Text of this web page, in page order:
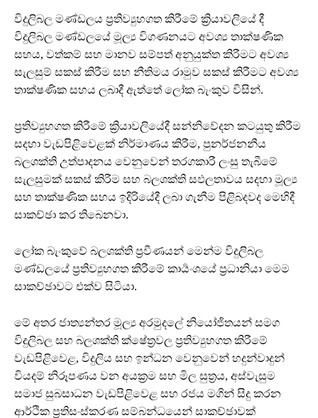
විදුලිබල මණ්ඩලය ප්‍රතිව්‍යුහගත කිරීමේ ක්‍රියාවලියේ දී
විදුලිබල මණ්ඩලයේ මූල්‍ය විගණනයට අවශ්‍ය තාක්ෂණික
සහය, වත්කම් සහ මානව සම්පත් අනුයුක්ත කිරීමට අවශ්‍ය
සැලසුම් සකස් කිරීම සහ නීතිමය රාමුව සකස් කිරීමට අවශ්‍ය
තාක්ෂණික සහය ලබාදී ඇත්තේ ලෝක බැංකුව විසින්.
ප්‍රතිව්‍යුහගත කිරීමේ ක්‍රියාවලියේදී සන්නිවේදන කටයුතු කිරීම
සදහා වැඩපිළිවෙළක් නිර්මාණය කිරීම, පුනර්ජනනීය
බලශක්ති උත්පාදනය වෙනුවෙන් තරගකාරී ලංසු තැබීමේ
සැලසුමක් සකස් කිරීම සහ බලශක්ති සඵලතාවය සදහා මූල්‍ය
සහ තාක්ෂණික සහය ඉදිරියේදී ලබා ගැනීම පිළිබදවද මෙහිදී
සාකච්ඡා කර තිබෙනවා.
ලෝක බැංකුවේ බලශක්ති ප්‍රවීණයන් මෙන්ම විදුලිබල
මණ්ඩලයේ ප්‍රතිව්‍යුහගත කිරීමේ කාර්‍යංශයේ ප්‍රධානියා මෙම
සාකච්ඡාවට එක්ව සිටියා.
මේ අතර ජාත්‍යන්තර මූල්‍ය අරමුදලේ නියෝජිතයන් සමග
විදුලිබල සහ බලශක්ති ක්ෂේත්‍රවල ප්‍රතිව්‍යුහගත කිරීමේ
වැඩපිළිවෙළ, විදුලිය සහ ඉන්ධන වෙනුවෙන් හදුන්වාදුන්
වියදම් නිරූපණය වන අයක්‍රම සහ මිල සුත්‍රය, අස්වැසුම
සමාජ සුබසාධන වැඩපිළිවෙළ සහ රජය මගින් සිදු කරන
ආර්ථික ප්‍රතිසංස්කරණ සම්බන්ධයෙන් සාකච්ඡාවක්